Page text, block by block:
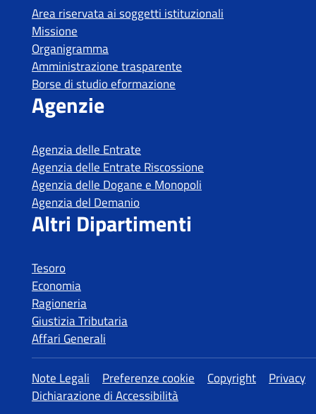
Tesoro
Economia
Ragioneria
Giustizia Tributaria
Affari Generali